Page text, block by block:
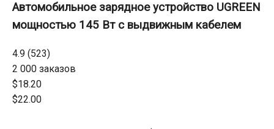
Автомобильное зарядное устройство UGREEN
мощностью 145 Вт с выдвижным кабелем
4.9 (523)
2 000 заказов
$18.20
$22.00